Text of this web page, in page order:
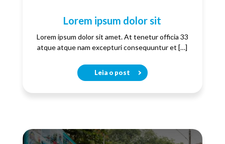
Lorem ipsum dolor sit
Lorem ipsum dolor sit amet. At tenetur officia 33
atque atque nam excepturi consequuntur et […]
Leia o post